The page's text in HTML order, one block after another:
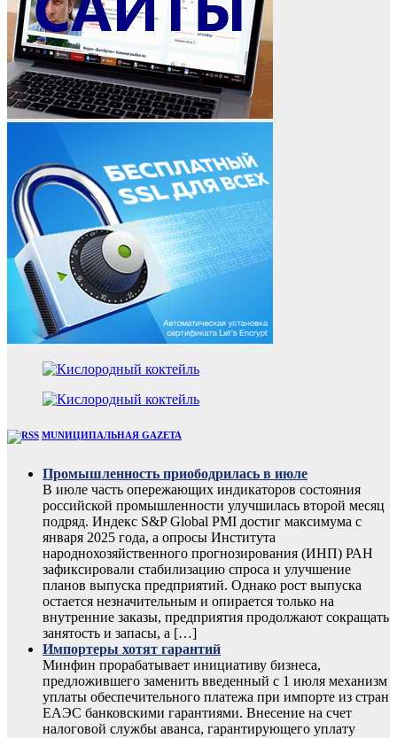
MUNИЦИПАЛЬНАЯ GAZЕТА
Промышленность приободрилась в июле
В июле часть опережающих индикаторов состояния
российской промышленности улучшилась второй месяц
подряд. Индекс S&P Global PMI достиг максимума с
января 2025 года, а опросы Института
народнохозяйственного прогнозирования (ИНП) РАН
зафиксировали стабилизацию спроса и улучшение
планов выпуска предприятий. Однако рост выпуска
остается незначительным и опирается только на
внутренние заказы, предприятия продолжают сокращать
занятость и запасы, а […]
Импортеры хотят гарантий
Минфин прорабатывает инициативу бизнеса,
предложившего заменить введенный с 1 июля механизм
уплаты обеспечительного платежа при импорте из стран
ЕАЭС банковскими гарантиями. Внесение на счет
налоговой службы аванса, гарантирующего уплату